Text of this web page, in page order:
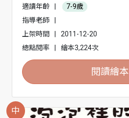
適讀年齡
7-9歲
指導老師
上架時間
2011-12-20
總點閱率
繪本3,224次
閱讀繪本
中